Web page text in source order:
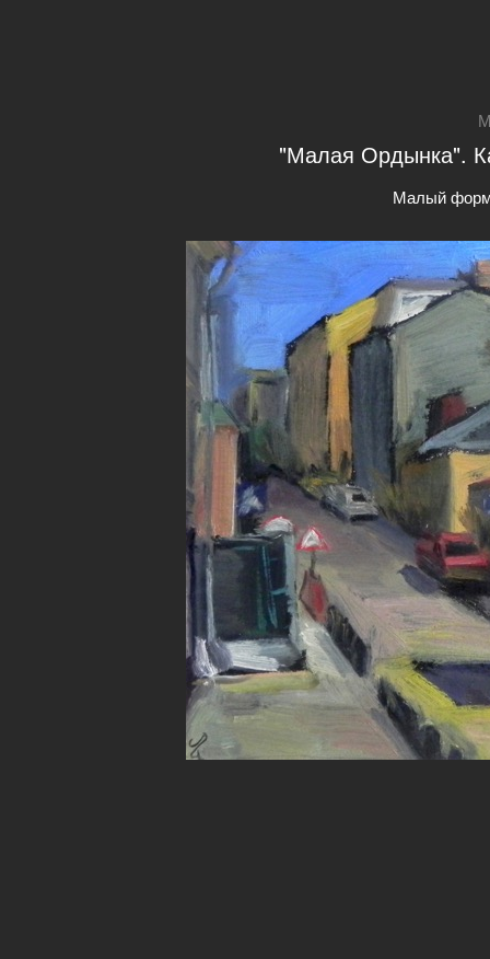
"Малая Ордынка".
Малый